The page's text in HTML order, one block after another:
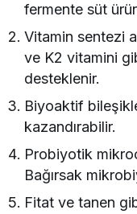
fermente süt
Vitamin sentezi
ve K2 vitamini
desteklenir.
Biyoaktif
kazandırabilir.
Probiyotik
Bağırsak
Fitat ve tanen